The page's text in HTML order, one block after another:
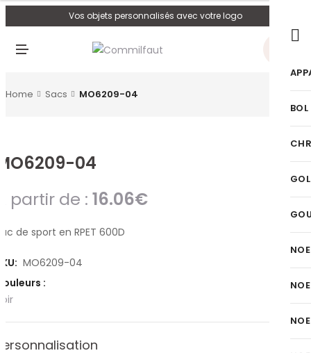
Vos objets personnalisés avec votre logo
U
Home Sacs MO6209-04
04
partir de : 16.06€
de sport en RPET 600D
MO6209-04
:
BOL